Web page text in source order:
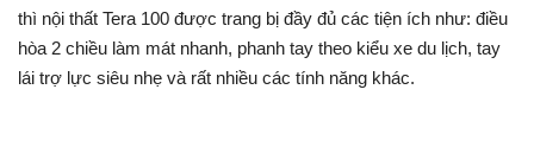
thì nội thất Tera 100 được trang bị đầy đủ các tiện ích như: điều
hòa 2 chiều làm mát nhanh, phanh tay theo kiểu xe du lịch, tay
lái trợ lực siêu nhẹ và rất nhiều các tính năng khác.